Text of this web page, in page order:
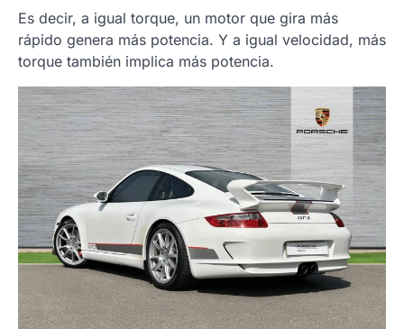
Es decir, a igual torque, un motor que gira más
rápido genera más potencia. Y a igual velocidad, más
torque también implica más potencia.